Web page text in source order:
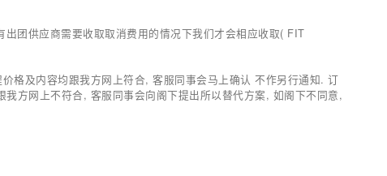
团供应商需要收取取消费用的情况下我们才会相应收取( FIT
格及内容均跟我方网上符合, 客服同事会马上确认 不作另行通知. 订
方网上不符合, 客服同事会向阁下提出所以替代方案, 如阁下不同意,